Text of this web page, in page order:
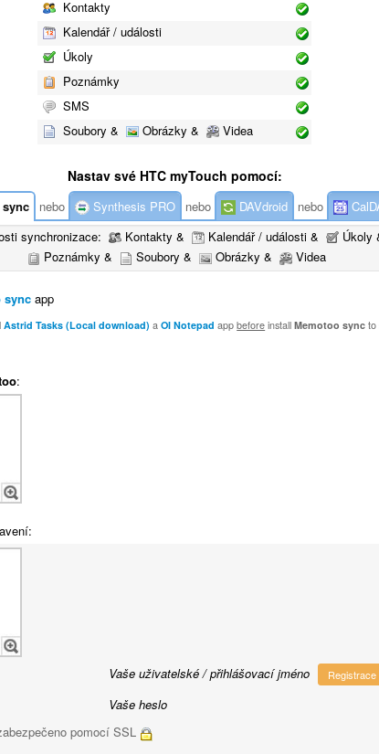
Kontakty
Kalendář / události
Úkoly
Poznámky
SMS
Soubory &
Obrázky & Videa
Nastav své HTC myTouch pomocí:
nebo Synthesis PRO nebo DAVdroid nebo
synchronizace:
Kontakty & Kalendář / události &
Úkoly
Poznámky &
Soubory & Obrázky & Videa
sync app
Astrid Tasks (Local download) aOI Notepad appbefore installMemotoo sync to
:
Vaše uživatelské / přihlášovací jméno Registrace
Vaše heslo
pomocí SSL